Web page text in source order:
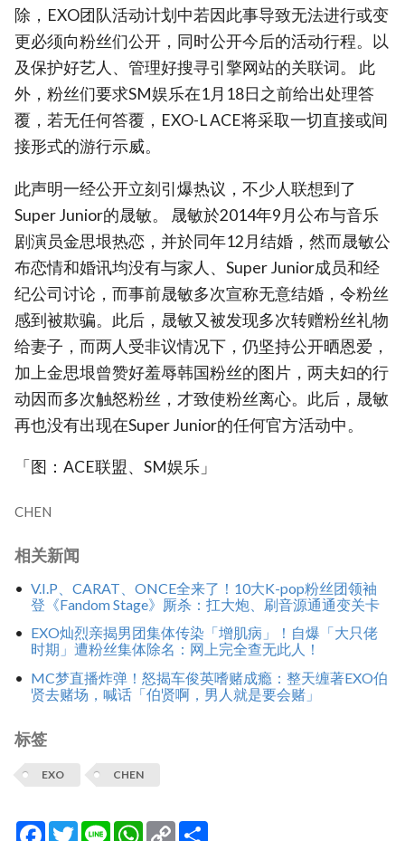
除，EXO团队活动计划中若因此事导致无法进行或变
更必须向粉丝们公开，同时公开今后的活动行程。以
及保护好艺人、管理好搜寻引擎网站的关联词。 此
外，粉丝们要求SM娱乐在1月18日之前给出处理答
覆，若无任何答覆，EXO-L ACE将采取一切直接或间
接形式的游行示威。
此声明一经公开立刻引爆热议，不少人联想到了
Super Junior的晟敏。 晟敏於2014年9月公布与音乐
剧演员金思垠热恋，并於同年12月结婚，然而晟敏公
布恋情和婚讯均没有与家人、Super Junior成员和经
纪公司讨论，而事前晟敏多次宣称无意结婚，令粉丝
感到被欺骗。此后，晟敏又被发现多次转赠粉丝礼物
给妻子，而两人受非议情况下，仍坚持公开晒恩爱，
加上金思垠曾赞好羞辱韩国粉丝的图片，两夫妇的行
动因而多次触怒粉丝，才致使粉丝离心。此后，晟敏
再也没有出现在Super Junior的任何官方活动中。
「图：ACE联盟、SM娱乐」
CHEN
相关新闻
V.I.P、CARAT、ONCE全来了！10大K-pop粉丝团领袖
登《Fandom Stage》厮杀：扛大炮、刷音源通通变关卡
EXO灿烈亲揭男团集体传染「增肌病」！自爆「大只佬
时期」遭粉丝集体除名：网上完全查无此人！
MC梦直播炸弹！怒揭车俊英嗜赌成瘾：整天缠著EXO伯
贤去赌场，喊话「伯贤啊，男人就是要会赌」
标签
EXO CHEN
Facebook
TwitterLine WhatsApp
Copy